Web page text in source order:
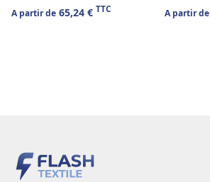
A partir de 65,24 € TTC A partir de